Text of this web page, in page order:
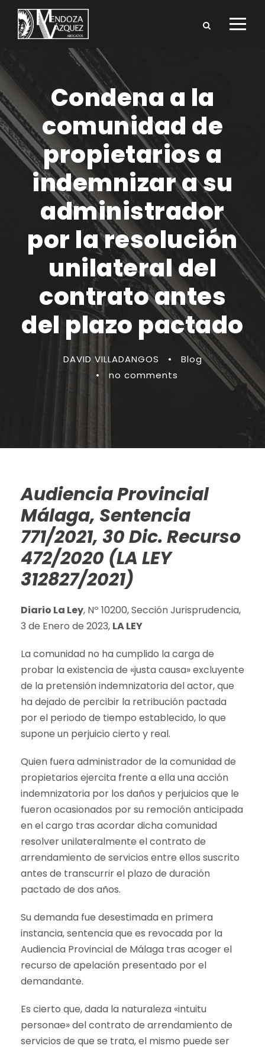
Condena a la
comunidad de
propietarios a
indemnizar a su
administrador
por la resolución
unilateral del
contrato antes
del plazo pactado
DAVID VILLADANGOS •
Blog
•
no comments
Audiencia Provincial
Málaga, Sentencia
771/2021, 30 Dic. Recurso
472/2020 (LA LEY
312827/2021)
Diario La Ley, Nº 10200, Sección Jurisprudencia,
3 de Enero de 2023, LA LEY
La comunidad no ha cumplido la carga de
probar la existencia de «justa causa» excluyente
de la pretensión indemnizatoria del actor, que
ha dejado de percibir la retribución pactada
por el periodo de tiempo establecido, lo que
supone un perjuicio cierto y real.
Quien fuera administrador de la comunidad de
propietarios ejercita frente a ella una acción
indemnizatoria por los daños y perjuicios que le
fueron ocasionados por su remoción anticipada
en el cargo tras acordar dicha comunidad
resolver unilateralmente el contrato de
arrendamiento de servicios entre ellos suscrito
antes de transcurrir el plazo de duración
pactado de dos años.
Su demanda fue desestimada en primera
instancia, sentencia que es revocada por la
Audiencia Provincial de Málaga tras acoger el
recurso de apelación presentado por el
demandante.
Es cierto que, dada la naturaleza «intuitu
personae» del contrato de arrendamiento de
servicios de que se trata, el mismo puede ser